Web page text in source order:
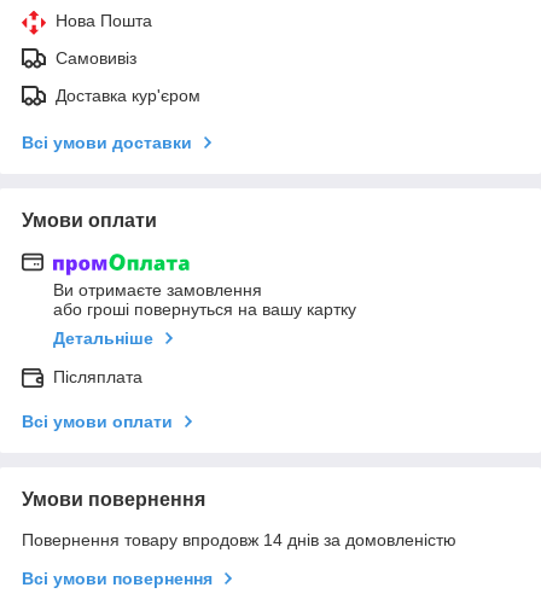
Нова Пошта
Самовивіз
Доставка кур'єром
Всі умови доставки
Умови оплати
Ви отримаєте замовлення
або гроші повернуться на вашу картку
Детальніше
Післяплата
Всі умови оплати
Умови повернення
Повернення товару впродовж 14 днів за домовленістю
Всі умови повернення